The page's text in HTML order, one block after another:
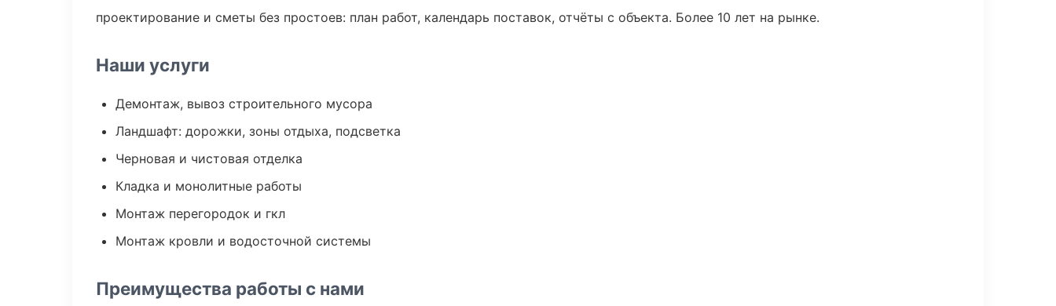
проектирование и сметы без простоев: план работ, календарь поставок, отчёты с объекта. Более 10 лет на рынке.
Наши услуги
Демонтаж, вывоз строительного мусора
Ландшафт: дорожки, зоны отдыха, подсветка
Черновая и чистовая отделка
Кладка и монолитные работы
Монтаж перегородок и гкл
Монтаж кровли и водосточной системы
Преимущества работы с нами